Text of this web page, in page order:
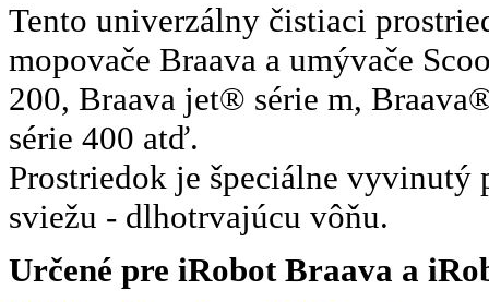
Tento univerzálny čistiaci
mopovače Braava a umývače
200, Braava jet® série m,
série 400 atď.
Prostriedok je špeciálne vyvinutý
sviežu - dlhotrvajúcu vôňu.
Určené pre iRobot Braava a